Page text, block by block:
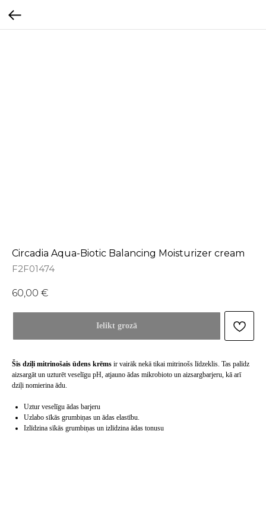
Circadia Aqua-Biotic Balancing Moisturizer cream
F2F01474
60,00 €
Ielikt grozā
Šis dziļi mitrinošais ūdens krēms ir vairāk nekā tikai mitrinošs līdzeklis. Tas palīdz
aizsargāt un uzturēt veselīgu pH, atjauno ādas mikrobioto un aizsargbarjeru, kā arī
dziļi nomierina ādu.
Uztur veselīgu ādas barjeru
Uzlabo sīkās grumbiņas un ādas elastību.
Izlīdzina sīkās grumbiņas un izlīdzina ādas tonusu